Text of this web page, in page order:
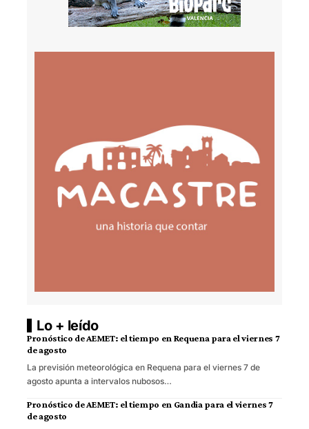
Lo + leído
Pronóstico de AEMET: el tiempo en Requena para el viernes 7
de agosto
La previsión meteorológica en Requena para el viernes 7 de
agosto apunta a intervalos nubosos…
Pronóstico de AEMET: el tiempo en Gandia para el viernes 7
de agosto